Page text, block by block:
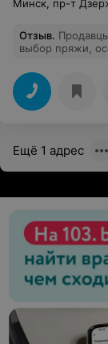
Минск, пр-т
Отзыв.
выбор пряжи,
Ещё 1 адрес